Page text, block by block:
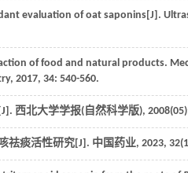
evaluation of oat saponins[J].
of food and natural products.
, 2017, 34: 540-560.
西北大学学报(自然科学版), 2008
祛痰活性研究[J]. 中国药业, 2023, 32